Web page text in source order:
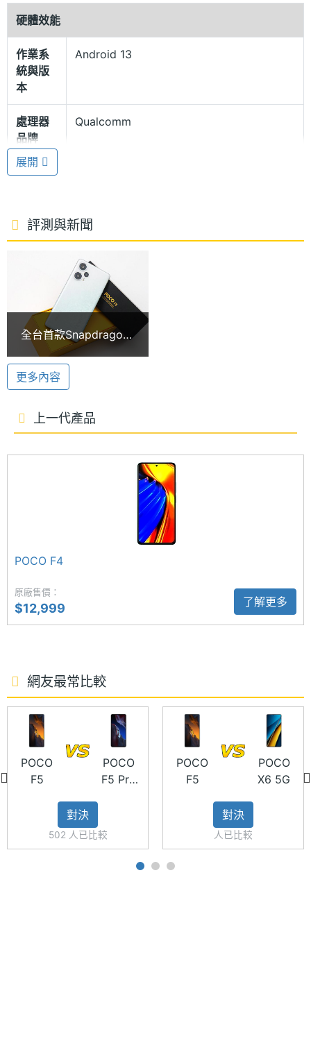
LiquidCool 2.0 水冷技術
POCO F5 機身採用雙色漸層偏移列印工藝 + 平面邊
框設計，右側設有與指紋辨識器整合的電源鍵；遊戲
體驗方面，內建立體聲雙喇叭、3.5mm 耳機孔，支援
Dolby Atmos 音效，搭配 LiquidCool 2.0 水冷技術，
可帶來暢快的遊戲體驗，維持低溫並穩定效能表現；
並具備 IP53 防塵防潑水能力，足以應付日常的使用環
動態記憶體擴充 3.0
POCO F5 運行 Android 13 作業系統、MIUI 14 操作
介面，搭載 Qualcomm Snapdragon 7+ Gen 2 八核
心處理器，內建 12GB RAM + 256GB ROM，支援
5G + 5G 雙卡雙待、Sub 6、動態記憶體擴充 3.0 等
技術，提供 Wi-Fi 6、藍牙 5.3、紅外線遙控功能；配
備 5,000mAh 電池，支援 67W 快充，0~100% 充電
只要 50 分鐘。
6,400 萬畫素三鏡頭
POCO F5 後置三鏡頭主相機，分別為 6,400 萬畫素
主相機 + 800 萬畫素 120 度超廣角鏡頭 + 200 萬畫
素微距鏡頭，主相機具備 OIS 光學防手震功能，可以
提供高解析影像，有效減少影像模糊感，且支援 EIS
數位防手震、4K 錄影功能；前置 1,600 萬畫素自拍鏡
◎ Android 13 作業系統、MIUI 14 for POCO 操作介
◎ 6.67 吋 FHD+ AMOLED 螢幕（120Hz 螢幕更新
率）
◎ Qualcomm Snapdragon 7+ Gen 2 八核心處理器
◎ 12GB RAM / 256GB ROM
◎ 前置 1,600 萬畫素鏡頭
◎ 後置 6,400 萬畫素 + 800 萬畫素超廣角 + 200 萬
硬體效能
作業系
統與版
本
Android 13
處理器
品牌
Qualcomm
處理器
處理器
時脈
2.91+2.49+1.8 GHz
8
圖形處
理器
Adreno
RAM記
憶體
ROM儲
256 GB
主螢幕
主螢幕
解析度
像素密
度
主螢幕
最大亮
度
1000 nits
主螢幕
Gorilla Glass 5
展開
評測與新聞
全台首款Snapdragon
7+ Gen 2手機 POCO
F5開箱
更多內容
上一代產品
POCO F4
原廠售價：
$12,999 了解更多
網友最常比較
POCO
F5
POCO
F5 Pro
對決
502 人已比較
POCO
F5
POCO
X6 5G
對決
人已比較